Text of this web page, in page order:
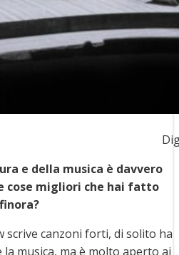
e della musica è davvero
cose migliori che hai fatto
finora?
scrive canzoni forti, di solito ha
la musica, ma è molto aperto ai